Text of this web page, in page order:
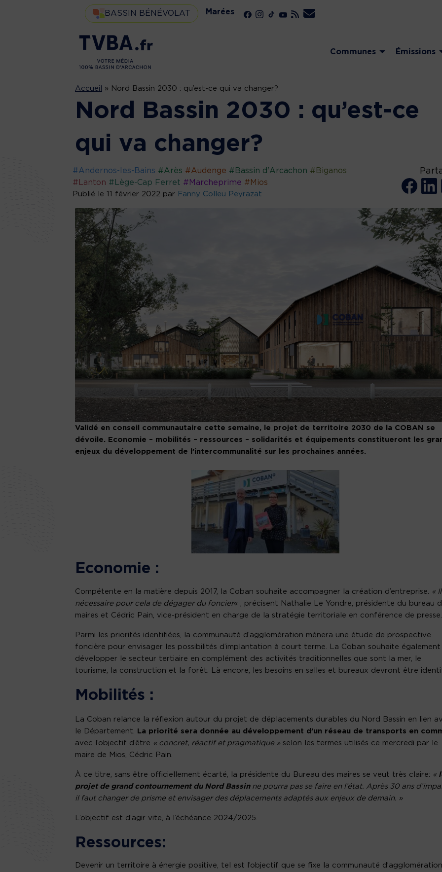
BASSIN BÉNÉVOLAT Marées
Communes Émissions
Accueil » Nord Bassin 2030 : qu’est-ce qui va changer?
Nord Bassin 2030 : qu’est-ce
qui va changer?
#Andernos-les-Bains #Arès #Audenge #Bassin d'Arcachon #Biganos
#Lanton #Lège-Cap Ferret #Marcheprime #Mios
Publié le 11 février 2022 par Fanny Colleu Peyrazat
Validé en conseil communautaire cette semaine, le projet de territoire 2030 de la COBAN se
dévoile. Economie – mobilités – ressources – solidarités et équipements constitueront les
enjeux du développement de l’intercommunalité sur les prochaines années.
Economie :
Compétente en la matière depuis 2017, la Coban souhaite accompagner la création d’entreprise. «
nécessaire pour cela de dégager du foncier« , précisent Nathalie Le Yondre, présidente du bureau
maires et Cédric Pain, vice-président en charge de la stratégie territoriale en conférence de presse.
Parmi les priorités identifiées, la communauté d’agglomération mènera une étude de prospective
foncière pour envisager les possibilités d’implantation à court terme. La Coban souhaite également
développer le secteur tertiaire en complément des activités traditionnelles que sont la mer, le
tourisme, la construction et la forêt. Là encore, les besoins en salles et bureaux devront être
Mobilités :
La Coban relance la réflexion autour du projet de déplacements durables du Nord Bassin en lien
le Département. La priorité sera donnée au développement d’un réseau de transports en
avec l’objectif d’être « concret, réactif et pragmatique » selon les termes utilisés ce mercredi par le
maire de Mios, Cédric Pain.
À ce titre, sans être officiellement écarté, la présidente du Bureau des maires se veut très claire: «
projet de grand contournement du Nord Bassinne pourra pas se faire en l’état. Après 30 ans
il faut changer de prisme et envisager des déplacements adaptés aux enjeux de demain. »
L’objectif est d’agir vite, à l’échéance 2024/2025.
Ressources:
Devenir un territoire à énergie positive, tel est l’objectif que se fixe la communauté